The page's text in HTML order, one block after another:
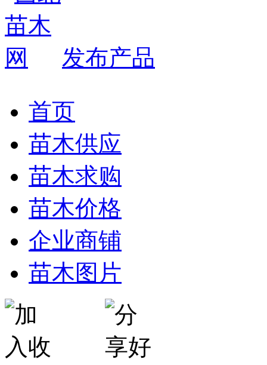
发布产品
首页
苗木供应
苗木求购
苗木价格
企业商铺
苗木图片